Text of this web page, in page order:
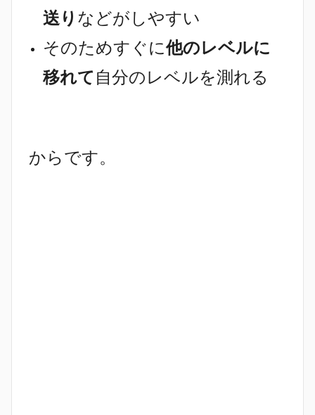
送り などがしやすい
そのためすぐに他のレベルに
移れて 自分のレベルを測れる
からです。